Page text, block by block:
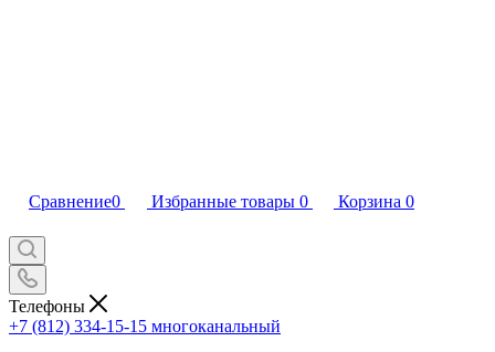
Сравнение0 Избранные товары 0 Корзина 0
Телефоны
+7 (812) 334-15-15 многоканальный